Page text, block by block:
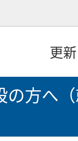
更
の方へ